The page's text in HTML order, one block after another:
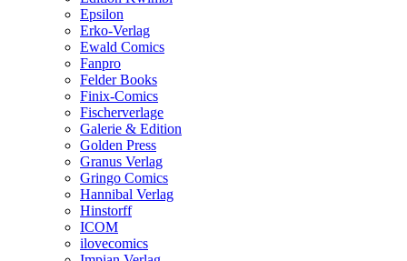
Epsilon
Erko-Verlag
Ewald Comics
Fanpro
Felder Books
Finix-Comics
Fischerverlage
Galerie & Edition
Golden Press
Granus Verlag
Gringo Comics
Hannibal Verlag
Hinstorff
ICOM
ilovecomics